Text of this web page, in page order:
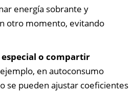
energía sobrante y
otro momento, evitando
o compartir
en autoconsumo
se pueden ajustar coeficientes